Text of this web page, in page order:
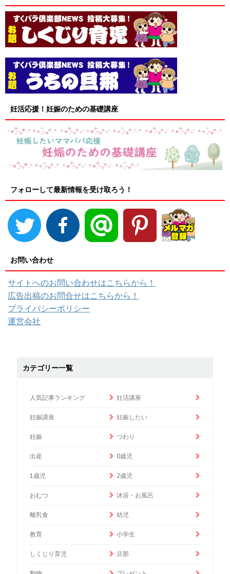
妊活応援！妊娠のための基礎講座
フォローして最新情報を受け取ろう！
お問い合わせ
サイトへのお問い合わせはこちらから！
広告出稿のお問合せはこちらから！
プライバシーポリシー
運営会社
カテゴリー一覧
人気記事ランキング 妊活講座
妊娠講座 妊娠したい
妊娠 つわり
出産 0歳児
1歳児 2歳児
おむつ 沐浴・お風呂
離乳食 幼児
教育 小学生
しくじり育児 旦那